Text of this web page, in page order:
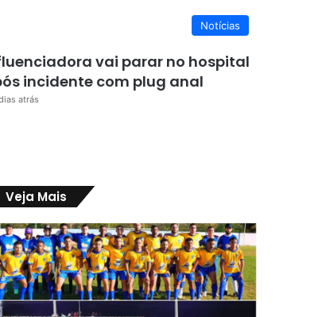
Notícias
vai parar no hospital
incidente com plug anal
atrás
Veja Mais